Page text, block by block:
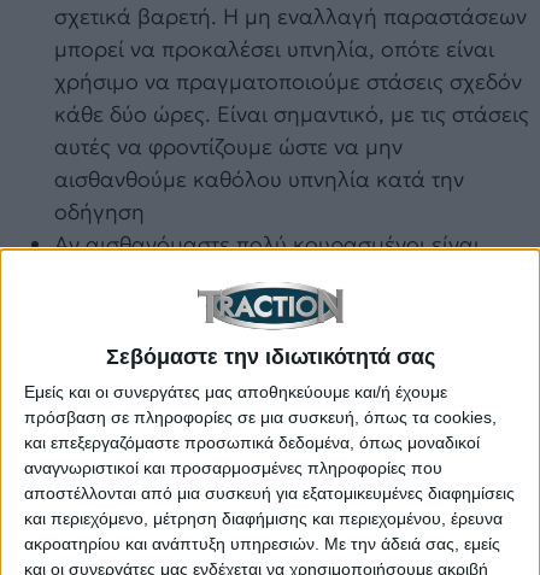
Σεβόμαστε την ιδιωτικότητά σας
Εμείς και οι συνεργάτες μας αποθηκεύουμε και/ή έχουμε
πρόσβαση σε πληροφορίες σε μια συσκευή, όπως τα cookies,
και επεξεργαζόμαστε προσωπικά δεδομένα, όπως μοναδικοί
αναγνωριστικοί και προσαρμοσμένες πληροφορίες που
αποστέλλονται από μια συσκευή για εξατομικευμένες διαφημίσεις
και περιεχόμενο, μέτρηση διαφήμισης και περιεχομένου, έρευνα
ακροατηρίου και ανάπτυξη υπηρεσιών. Με την άδειά σας, εμείς
και οι συνεργάτες μας ενδέχεται να χρησιμοποιήσουμε ακριβή
σχετικά βαρετή. Η μη εναλλαγή παραστάσεων
μπορεί να προκαλέσει υπνηλία, οπότε είναι
χρήσιμο να πραγματοποιούμε στάσεις σχεδόν
κάθε δύο ώρες. Είναι σημαντικό, με τις στάσεις
αυτές να φροντίζουμε ώστε να μην
αισθανθούμε καθόλου υπνηλία κατά την
οδήγηση
Αν αισθανόμαστε πολύ κουρασμένοι είναι
χρήσιμο να διανυκτερεύσουμε κάπου. Ακόμη
και αν ο χρόνος πιέζει, είναι προτιμότερο να
φτάσουμε στον προορισμό μας
αργοπορημένοι, παρά να μην φτάσουμε
καθόλου λόγω ατυχήματος. Εφόσον
επιλέξουμε τη διανυκτέρευση, θα ξυπνήσουμε
φρέσκοι και θα επανεκκινήσουμε με
μεγαλύτερη ασφάλεια το ταξίδι.
Η χρήση καφεΐνης είναι χρήσιμη για λίγο,